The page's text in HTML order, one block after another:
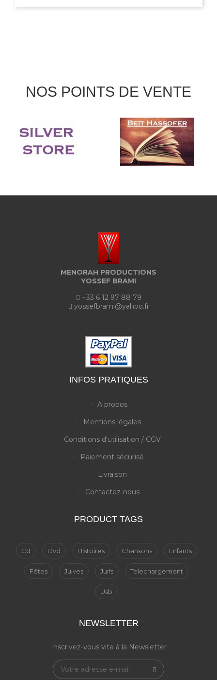
NOS POINTS DE VENTE
MENORAH PRODUCTIONS
YOSSEF BRAMI
+33 6 12 97 88 79
yossefbrami@yahoo.fr
INFOS PRATIQUES
A propos
Mentions légales
Conditions d'utilisation / CGV
Paiement sécurisé
Livraison
Contactez-nous
PRODUCT TAGS
Cd Dvd Histoires Chansons Enfants
Fêtes Juives Juifs Telechargement
Usb
NEWSLETTER
Inscrivez-vous vite à la Newsletter